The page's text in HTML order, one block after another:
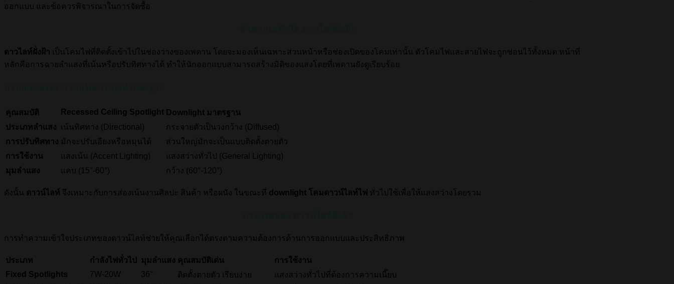
ออกแบบ และข้อควรพิจารณาในการจัดซื้อ
ดาวไลท์ฝั่งฝ้า เป็นโคมไฟที่ติดตั้งเข้าไปในช่องว่างของเพดาน โดยจะมองเห็นเฉพาะส่วนหน้าหรือช่องเปิดของโคมเท่านั้น ตัวโคมไฟและสายไฟจะถูกซ่อนไว้ทั้งหมด หน้าที่
หลักคือการฉายลำแสงที่เน้นหรือปรับทิศทางได้ ทำให้นักออกแบบสามารถสร้างมิติของแสงโดยที่เพดานยังดูเรียบร้อย
คุณสมบัติ Recessed Ceiling Spotlight Downlight มาตรฐาน
ประเภทลำแสง
เน้นทิศทาง (Directional)
กระจายตัวเป็นวงกว้าง (Diffused)
การปรับทิศทาง มักจะปรับเอียงหรือหมุนได้
ส่วนใหญ่มักจะเป็นแบบติดตั้งตายตัว
การใช้งาน
แสงเน้น (Accent Lighting)
แสงสว่างทั่วไป (General Lighting)
มุมลำแสง
แคบ (15°-60° ) กว้าง (60°-120° )
ดังนั้น ดาวน์ไลท์ จึงเหมาะกับการส่องเน้นงานศิลปะ สินค้า หรือผนัง ในขณะที่ downlight โคมดาวน์ไลท์ไฟ ทั่วไปใช้เพื่อให้แสงสว่างโดยรวม
การทำความเข้าใจประเภทของดาวน์ไลท์ช่วยให้คุณเลือกได้ตรงตามความต้องการด้านการออกแบบและประสิทธิภาพ
ประเภท กำลังไฟทั่วไป มุมลำแสง คุณสมบัติเด่น
การใช้งาน
Fixed Spotlights
7W-20W 36° ติดตั้งตายตัว เรียบง่าย
แสงสว่างทั่วไปที่ต้องการความเนี๊ยบ